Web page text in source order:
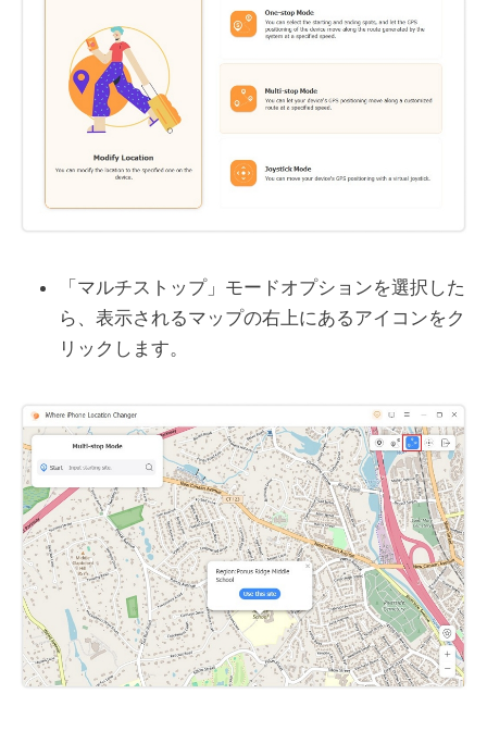
「マルチストップ」モードオプションを選択した
ら、表示されるマップの右上にあるアイコンをク
リックします。